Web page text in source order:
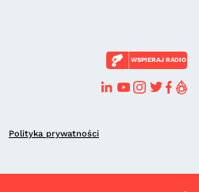
WSPIERAJ RADIO
Polityka prywatności